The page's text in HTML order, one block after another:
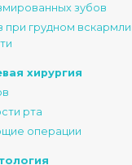
зубов
при грудном
хирургия
рта
операции